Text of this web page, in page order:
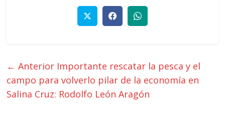
← Anterior Importante rescatar la pesca y el
campo para volverlo pilar de la economía en
Salina Cruz: Rodolfo León Aragón